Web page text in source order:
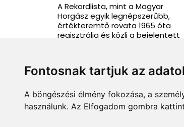
Fontosnak tartjuk az
A böngészési élmény fokozása, a
használunk. Az Elfogadom gombra
A Rekordlista, mint a Magyar
Horgász egyik legnépszerűbb,
értékteremtő rovata 1965 óta
regisztrálja és közli a bejelentett